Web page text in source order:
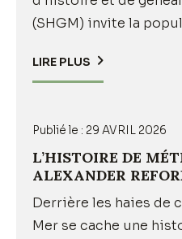
(SHGM) invite la
LIRE PLUS
Publié le : 29 AVRIL 2026
L’HISTOIRE DE
ALEXANDER
Derrière les haies de
Mer se cache une